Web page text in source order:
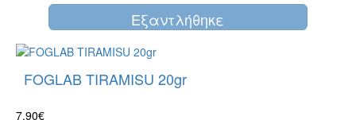
Eξαντλήθηκε
FOGLAB TIRAMISU 20gr
7,90€